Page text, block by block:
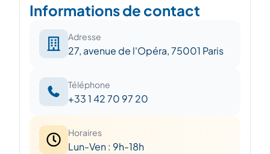
Informations de contact
Adresse
27, avenue de l'Opéra, 75001 Paris
Téléphone
+33 1 42 70 97 20
Horaires
Lun-Ven : 9h-18h